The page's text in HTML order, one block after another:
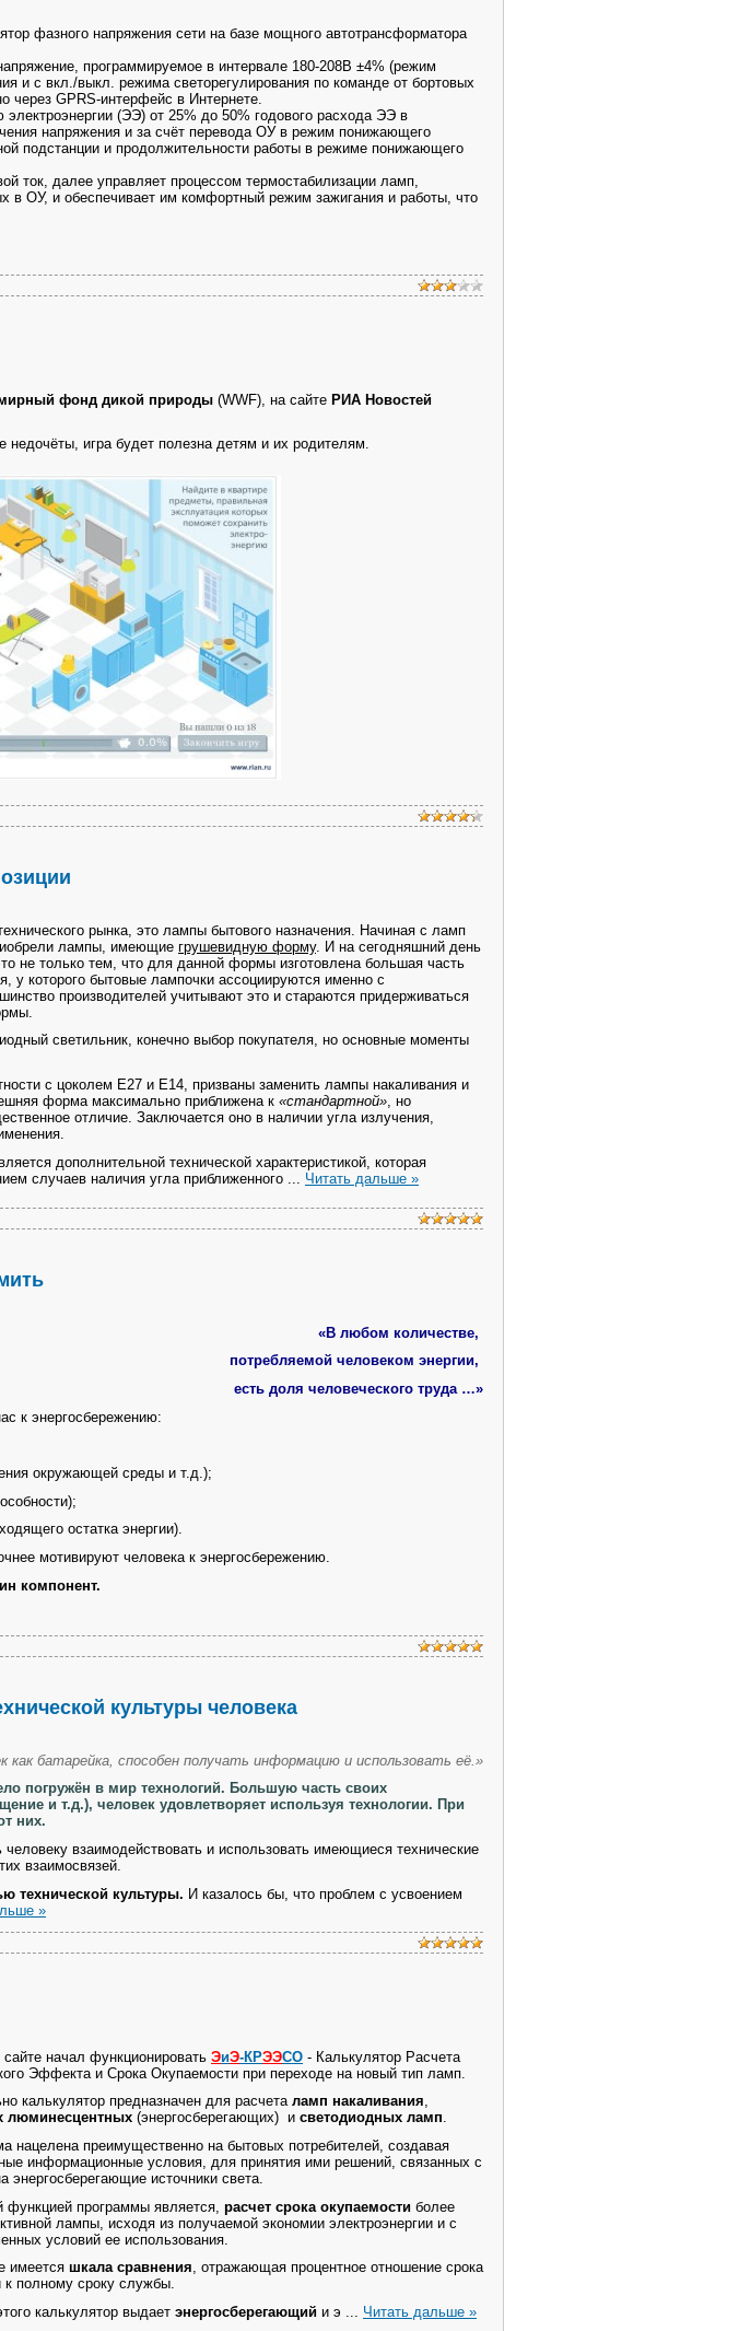
фазного напряжения сети на базе мощного автотрансформатора
программируемое в интервале 180-208В ±4% (режим
и с вкл./выкл. режима светорегулирования по команде от бортовых
через GPRS-интерфейс в Интернете.
(ЭЭ) от 25% до 50% годового расхода ЭЭ в
напряжения и за счёт перевода ОУ в режим понижающего
подстанции и продолжительности работы в режиме понижающего
ток, далее управляет процессом термостабилизации ламп,
в ОУ, и обеспечивает им комфортный режим зажигания и работы, что
фонд дикой природы (WWF), на сайте РИА Новостей
недочёты, игра будет полезна детям и их родителям.
рынка, это лампы бытового назначения. Начиная с ламп
лампы, имеющие грушевидную форму. И на сегодняшний день
не только тем, что для данной формы изготовлена большая часть
у которого бытовые лампочки ассоциируются именно с
производителей учитывают это и стараются придерживаться
светильник, конечно выбор покупателя, но основные моменты
с цоколем Е27 и Е14, призваны заменить лампы накаливания и
форма максимально приближена к «стандартной», но
отличие. Заключается оно в наличии угла излучения,
дополнительной технической характеристикой, которая
случаев наличия угла приближенного
Читать дальше »
«В любом количестве,
потребляемой человеком энергии,
есть доля человеческого труда …»
к энергосбережению:
окружающей среды и т.д.);
остатка энергии).
мотивируют человека к энергосбережению.
компонент.
культуры человека
как батарейка, способен получать информацию и использовать её.»
погружён в мир технологий. Большую часть своих
и т.д.), человек удовлетворяет используя технологии. При
них.
взаимодействовать и использовать имеющиеся технические
взаимосвязей.
технической культуры. И казалось бы, что проблем с усвоением
»
начал функционировать ЭиЭ-КРЭЭСО - Калькулятор Расчета
Эффекта и Срока Окупаемости при переходе на новый тип ламп.
калькулятор предназначен для расчеталамп накаливания,
люминесцентных (энергосберегающих) и светодиодных ламп.
преимущественно на бытовых потребителей, создавая
информационные условия, для принятия ими решений, связанных с
энергосберегающие источники света.
программы является, расчет срока окупаемости более
лампы, исходя из получаемой экономии электроэнергии и с
условий ее использования.
шкала сравнения, отражающая процентное отношение срока
к полному сроку службы.
калькулятор выдает энергосберегающий и э ... Читать дальше »